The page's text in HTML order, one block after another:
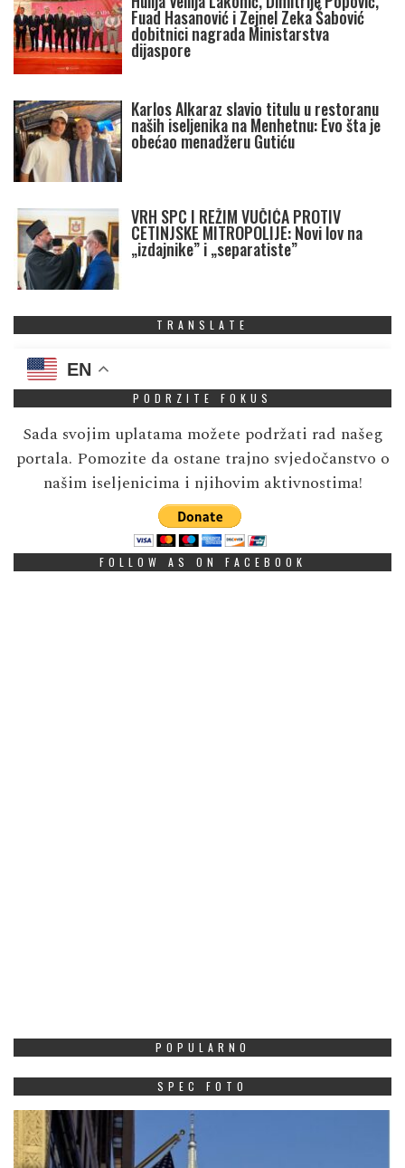
Fuad Hasanović i Zejnel Zeka Šabović
dobitnici nagrada Ministarstva
dijaspore
Karlos Alkaraz slavio titulu u restoranu
naših iseljenika na Menhetnu: Evo šta je
obećao menadžeru Gutiću
VRH SPC I REŽIM VUČIĆA PROTIV
CETINJSKE MITROPOLIJE: Novi lov na
„izdajnike” i „separatiste”
TRANSLATE
EN
PODRZITE FOKUS
Sada svojim uplatama možete podržati rad našeg
portala. Pomozite da ostane trajno svjedočanstvo o
našim iseljenicima i njihovim aktivnostima!
FOLLOW AS ON FACEBOOK
POPULARNO
SPEC FOTO